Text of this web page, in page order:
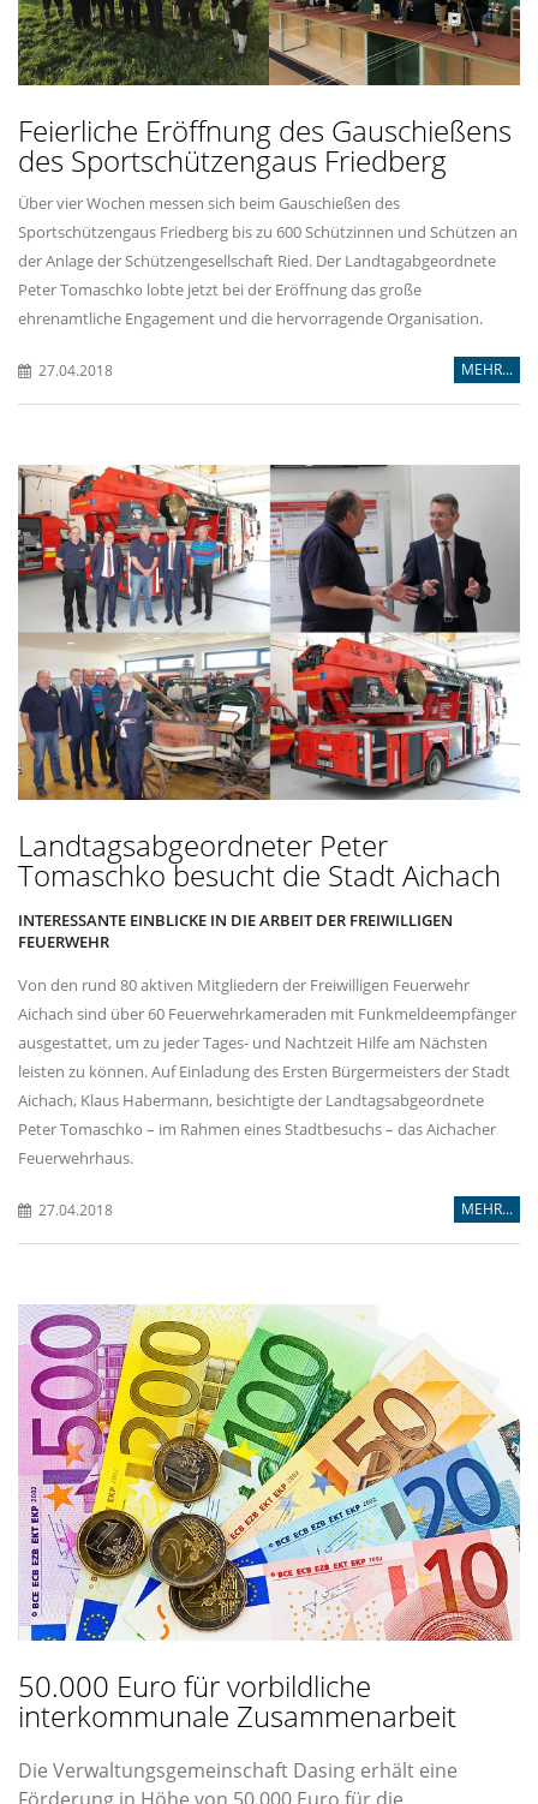
Feierliche Eröffnung des Gauschießens
des Sportschützengaus Friedberg
Über vier Wochen messen sich beim Gauschießen des
Sportschützengaus Friedberg bis zu 600 Schützinnen und Schützen an
der Anlage der Schützengesellschaft Ried. Der Landtagabgeordnete
Peter Tomaschko lobte jetzt bei der Eröffnung das große
ehrenamtliche Engagement und die hervorragende Organisation.
27.04.2018 MEHR...
Landtagsabgeordneter Peter
Tomaschko besucht die Stadt Aichach
INTERESSANTE EINBLICKE IN DIE ARBEIT DER FREIWILLIGEN
FEUERWEHR
Von den rund 80 aktiven Mitgliedern der Freiwilligen Feuerwehr
Aichach sind über 60 Feuerwehrkameraden mit Funkmeldeempfänger
ausgestattet, um zu jeder Tages- und Nachtzeit Hilfe am Nächsten
leisten zu können. Auf Einladung des Ersten Bürgermeisters der Stadt
Aichach, Klaus Habermann, besichtigte der Landtagsabgeordnete
Peter Tomaschko – im Rahmen eines Stadtbesuchs – das Aichacher
Feuerwehrhaus.
27.04.2018 MEHR...
50.000 Euro für vorbildliche
interkommunale Zusammenarbeit
Die Verwaltungsgemeinschaft Dasing erhält eine
Förderung in Höhe von 50.000 Euro für die